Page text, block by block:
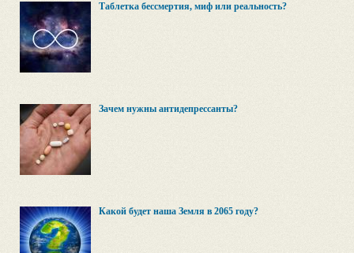
Таблетка бессмертия, миф или реальность?
Зачем нужны антидепрессанты?
Какой будет наша Земля в 2065 году?